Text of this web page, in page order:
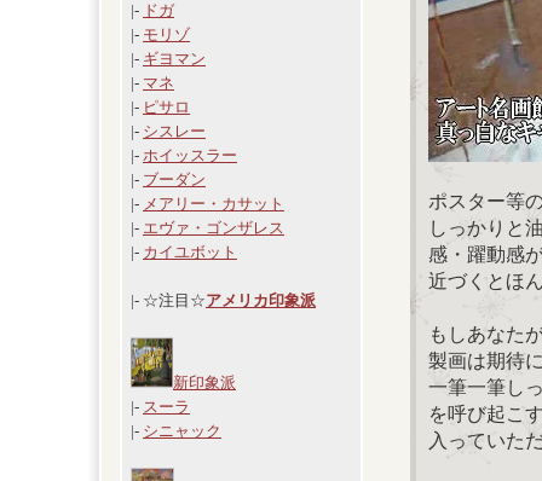
|- ドガ
|- モリゾ
|- ギヨマン
|- マネ
|- ピサロ
|- シスレー
|- ホイッスラー
|- ブーダン
|- メアリー・カサット
|- エヴァ・ゴンザレス
|- カイユボット
|- ☆注目☆アメリカ印象派
新印象派
|- スーラ
|- シニャック
ポスター等
しっかりと
感・躍動感
近づくとほ
もしあなた
製画は期待
一筆一筆し
を呼び起こ
入っていた